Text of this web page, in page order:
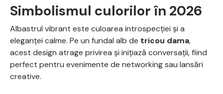
Simbolismul culorilor în 2026
Albastrul vibrant este culoarea introspecției și a
eleganței calme. Pe un fundal alb de tricou dama,
acest design atrage privirea și inițiază conversații, fiind
perfect pentru evenimente de networking sau lansări
creative.